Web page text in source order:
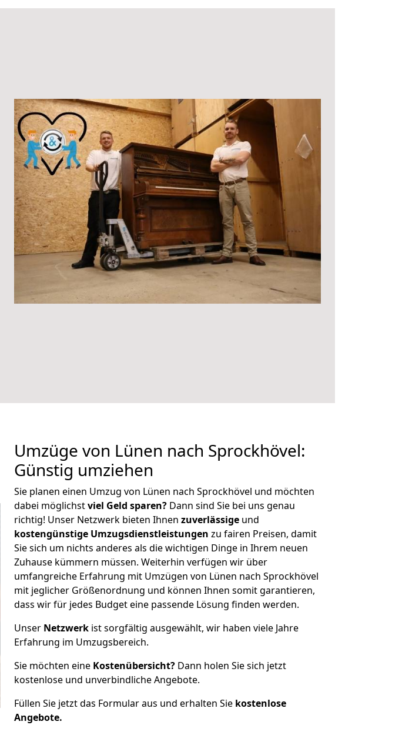
Umzüge von Lünen nach Sprockhövel:
Günstig umziehen
Sie planen einen Umzug von Lünen nach Sprockhövel und möchten
dabei möglichstviel Geld sparen? Dann sind Sie bei uns genau
richtig! Unser Netzwerk bieten Ihnen zuverlässige und
kostengünstige Umzugsdienstleistungen zu fairen Preisen, damit
Sie sich um nichts anderes als die wichtigen Dinge in Ihrem neuen
Zuhause kümmern müssen. Weiterhin verfügen wir über
umfangreiche Erfahrung mit Umzügen von Lünen nach Sprockhövel
mit jeglicher Größenordnung und können Ihnen somit garantieren,
dass wir für jedes Budget eine passende Lösung finden werden.
Unser Netzwerk ist sorgfältig ausgewählt, wir haben viele Jahre
Erfahrung im Umzugsbereich.
Sie möchten eine Kostenübersicht? Dann holen Sie sich jetzt
kostenlose und unverbindliche Angebote.
Füllen Sie jetzt das Formular aus und erhalten Sie kostenlose
Angebote.